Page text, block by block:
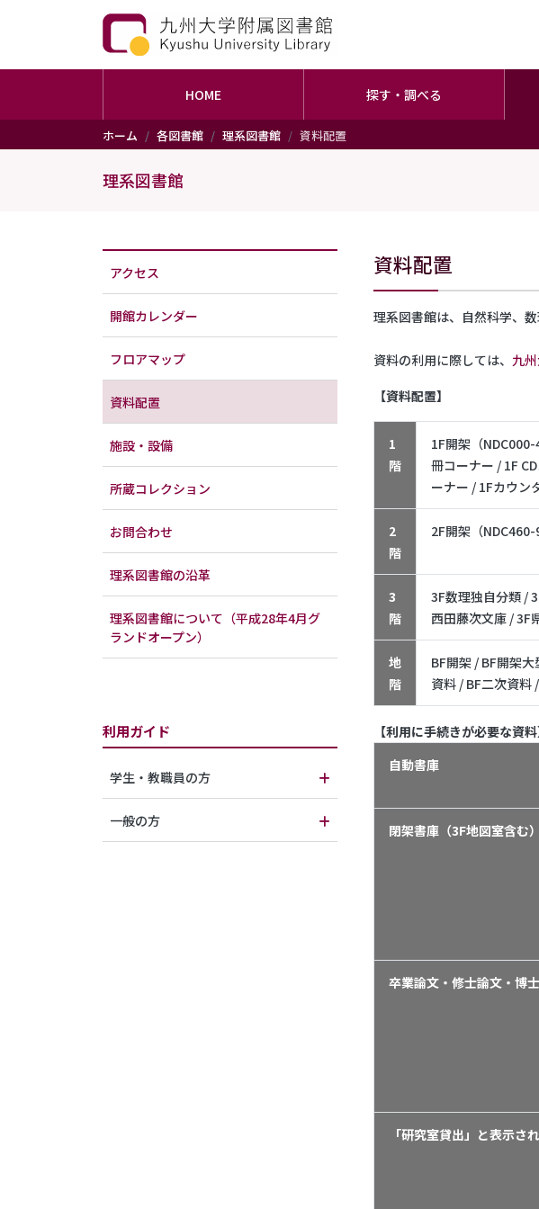
メインコンテンツに移動
HOME 探す・調べる
ホーム 各図書館 理系図書館 資料配置
理系図書館
資料配置
理系図書館は、自然科学、
資料の利用に際しては、 九
【資料配置】
1
階
1F開架（
冊コーナー / 1F
ーナー / 1Fカウン
2
階
2F開架（
3
階
3F数理独自分類 /
西田藤次文庫 / 3F
地
階
BF開架 / BF開架
資料 / BF二次資料
【利用に手続きが必要な資料
自動書庫
閉架書庫（3F地図室含む）
卒業論文・修士論文・博
「研究室貸出」と表示さ
アクセス
開館カレンダー
フロアマップ
資料配置
施設・設備
所蔵コレクション
お問合わせ
理系図書館の沿革
理系図書館について（平成28年4月グ
ランドオープン）
利用ガイド
学生・教職員の方
一般の方